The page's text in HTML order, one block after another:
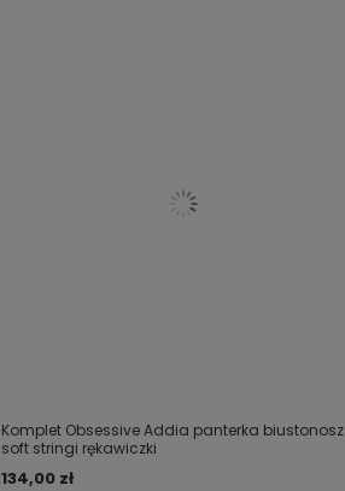
Komplet Obsessive Addia panterka biustonosz
soft stringi rękawiczki
134,00 zł